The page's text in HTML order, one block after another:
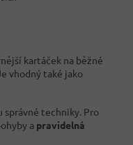
kartáček na běžné
vhodný také jako
správné techniky. Pro
a pravidelná